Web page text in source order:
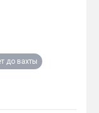
до вахты